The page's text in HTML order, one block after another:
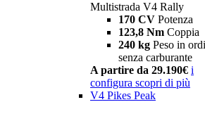
Multistrada V4 Rally
170 CV Potenza
123,8 Nm Coppia
240 kg Peso in
senza carburante
A partire da 29.190€ i
configura scopri di più
V4 Pikes Peak